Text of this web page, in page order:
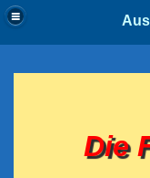
Die